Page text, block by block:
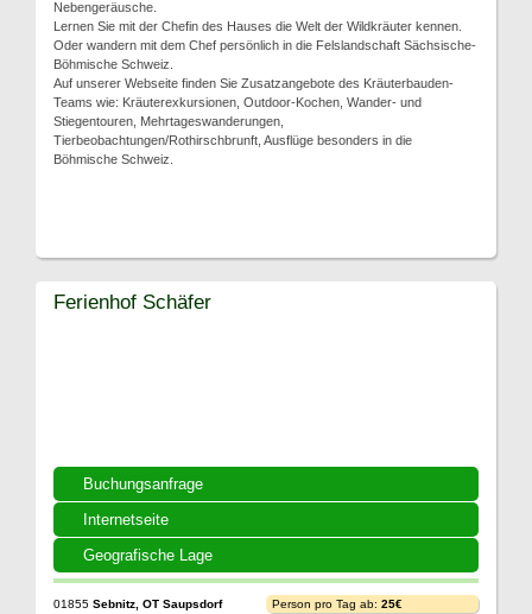
Nebengeräusche.
Lernen Sie mit der Chefin des Hauses die Welt der Wildkräuter kennen.
Oder wandern mit dem Chef persönlich in die Felslandschaft Sächsische-
Böhmische Schweiz.
Auf unserer Webseite finden Sie Zusatzangebote des Kräuterbauden-
Teams wie: Kräuterexkursionen, Outdoor-Kochen, Wander- und
Stiegentouren, Mehrtageswanderungen,
Tierbeobachtungen/Rothirschbrunft, Ausflüge besonders in die
Böhmische Schweiz.
Buchungsanfrage
Internetseite
Geografische Lage
Ferienhof Schäfer
01855 Sebnitz, OT Saupsdorf
Person pro Tag ab: 25€